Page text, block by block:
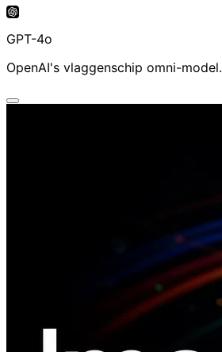
GPT-4o AI Video Generator
OpenAI's vlaggenschip omni-model.
GPT-4o
OpenAI's vlaggenschip omni-model.